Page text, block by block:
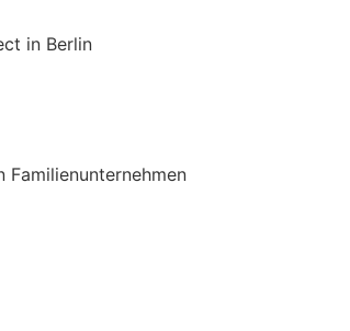
in Berlin
Familienunternehmen